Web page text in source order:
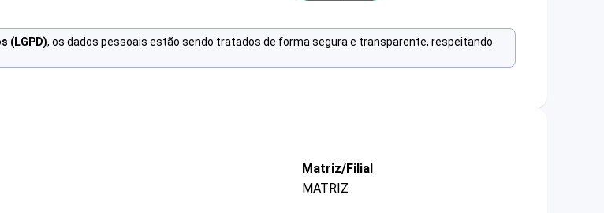
(LGPD), os dados pessoais estão sendo tratados de forma segura e transparente, respeitando
Matriz/Filial
MATRIZ